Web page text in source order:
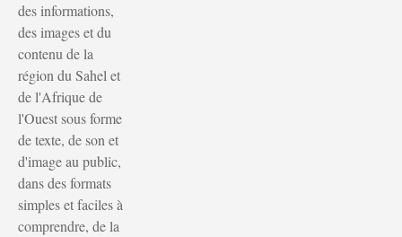
des informations,
des images et du
contenu de la
région du Sahel et
de l'Afrique de
l'Ouest sous forme
de texte, de son et
d'image au public,
dans des formats
simples et faciles à
comprendre, de la